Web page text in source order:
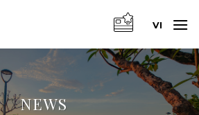
VI
NEWS